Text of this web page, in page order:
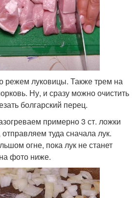
режем луковицы. Также трем на
Ну, и сразу можно очистить
болгарский перец.
примерно 3 ст. ложки
туда сначала лук.
огне, пока лук не станет
фото ниже.